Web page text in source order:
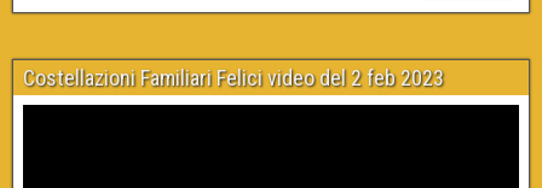
Costellazioni Familiari Felici video del 2 feb 2023